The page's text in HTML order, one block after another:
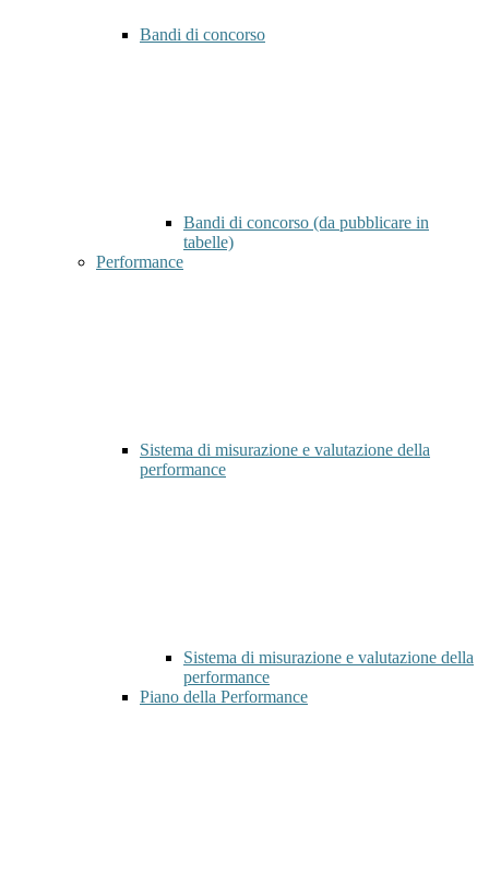
Bandi di concorso
Bandi di concorso (da pubblicare in
tabelle)
Performance
Sistema di misurazione e valutazione della
performance
Sistema di misurazione e valutazione della
performance
Piano della Performance